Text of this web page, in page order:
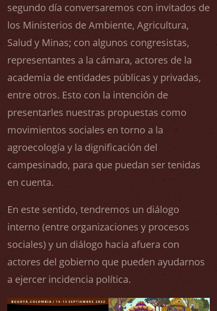
segundo día conversaremos con invitados de
los Ministerios de Ambiente, Agricultura,
Salud y Minas; con algunos congresistas,
representantes a la cámara, actores de la
academia de entidades públicas y privadas,
entre otros. Esto con la intención de
presentarles nuestras propuestas como
movimientos sociales en torno a la
agroecología y la dignificación del
campesinado, para que puedan ser tenidas
en cuenta.
En este sentido, tendremos un diálogo
interno (entre organizaciones y procesos
sociales) y un diálogo hacia afuera con
actores del gobierno que pueden ayudarnos
a ejercer incidencia política.